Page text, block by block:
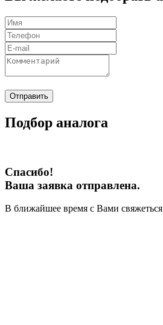
Отправить
Подбор аналога
Спасибо!
Ваша заявка отправлена.
В ближайшее время с Вами